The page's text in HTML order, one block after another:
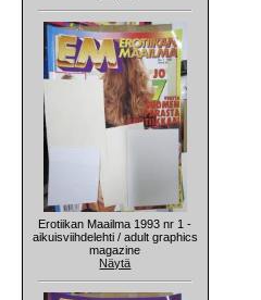
Erotiikan Maailma 1993 nr 1 -
aikuisviihdelehti / adult graphics
magazine
Näytä